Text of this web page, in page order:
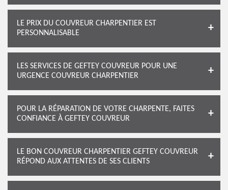
LE PRIX DU COUVREUR CHARPENTIER EST
PERSONNALISABLE
LES SERVICES DE GEFTEY COUVREUR POUR UNE
URGENCE COUVREUR CHARPENTIER
POUR LA RÉPARATION DE VOTRE CHARPENTE, FAITES
CONFIANCE À GEFTEY COUVREUR
LE BON COUVREUR CHARPENTIER GEFTEY COUVREUR
RÉPOND AUX ATTENTES DE SES CLIENTS